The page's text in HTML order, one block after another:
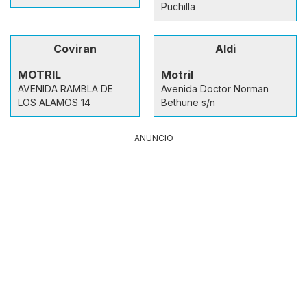
Puchilla
Coviran
MOTRIL
AVENIDA RAMBLA DE
LOS ALAMOS 14
Aldi
Motril
Avenida Doctor Norman
Bethune s/n
ANUNCIO